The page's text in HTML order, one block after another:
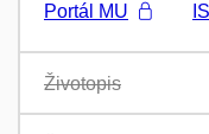
Portál MU
Životopis